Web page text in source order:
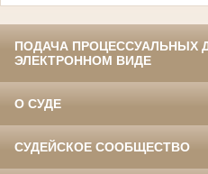
ПОДАЧА ПРОЦЕССУАЛЬНЫХ
ЭЛЕКТРОННОМ ВИДЕ
О СУДЕ
СУДЕЙСКОЕ СООБЩЕСТВО